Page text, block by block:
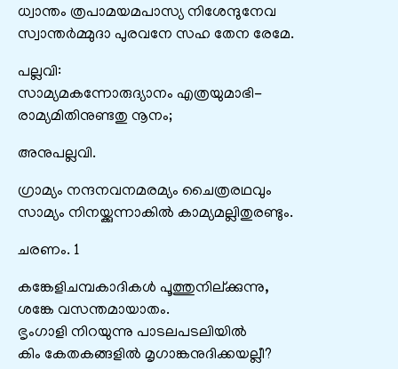
ധ്വാന്തം ത്രപാമയമപാസ്യ നിശേന്ദുനേവ
സ്വാന്തർമ്മുദാ പുരവനേ സഹ തേന രേമേ.
പല്ലവി:
സാമ്യമകന്നോരുദ്യാനം എത്രയുമാഭി-
രാമ്യമിതിനുണ്ടതു നൂനം;
അനുപല്ലവി.
ഗ്രാമ്യം നന്ദനവനമരമ്യം ചൈത്രരഥവും
സാമ്യം നിനയ്ക്കുന്നാകിൽ കാമ്യമല്ലിതുരണ്ടും.
ചരണം. 1
കങ്കേളിചമ്പകാദികൾ പൂത്തുനില്ക്കുന്നു,
ശങ്കേ വസന്തമായാതം.
ഭൃംഗാളി നിറയുന്നു പാടലപടലിയിൽ
കിം കേതകങ്ങളിൽ മൃഗാങ്കനുദിക്കയല്ലീ?